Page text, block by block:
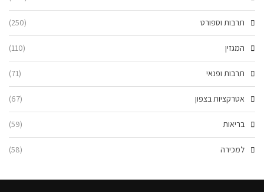
תרבות וספורט (250)
המגזין (110)
תרבות ופנאי (71)
אטרקציות בצפון (67)
בריאות (59)
למכירה (58)